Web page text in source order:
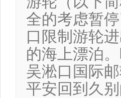
全的考虑暂
口限制游轮
的海上漂泊
吴淞口国际
平安回到久别